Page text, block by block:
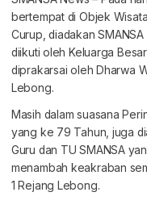
bertempat di Objek
Curup, diadakan
diikuti oleh Keluarga
diprakarsai oleh Dharwa
Lebong.
Masih dalam suasana
yang ke 79 Tahun, juga
Guru dan TU SMANSA
menambah keakraban
1 Rejang Lebong.